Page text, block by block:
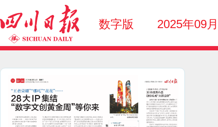
数字版 2025年09